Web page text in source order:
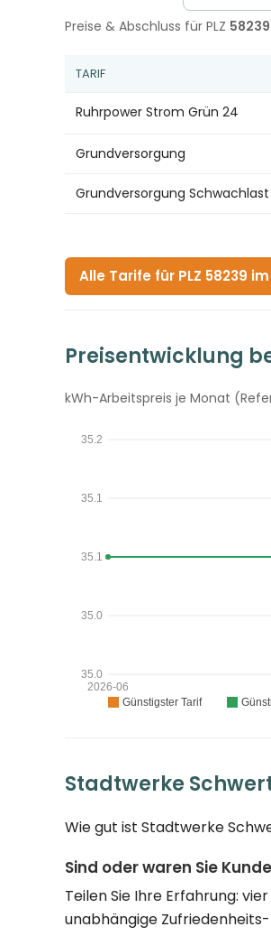
Preise & Abschluss für PLZ 58239
TARIF
Ruhrpower Strom Grün 24
Grundversorgung
Grundversorgung Schwachlast
Alle Tarife für PLZ 58239
Preisentwicklung
kWh-Arbeitspreis je Monat
Stadtwerke
Wie gut ist Stadtwerke
Sind oder waren Sie
Teilen Sie Ihre Erfahrung:
unabhängige